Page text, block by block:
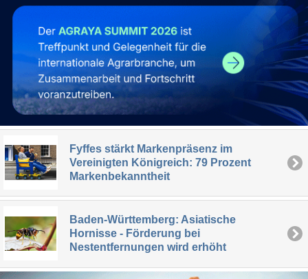
Fyffes stärkt Markenpräsenz im
Vereinigten Königreich: 79 Prozent
Markenbekanntheit
Baden-Württemberg: Asiatische
Hornisse - Förderung bei
Nestentfernungen wird erhöht